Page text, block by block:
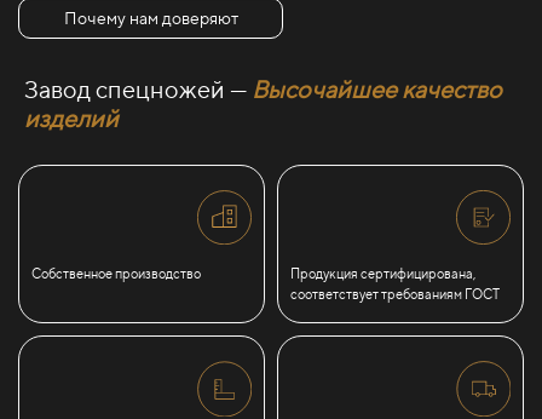
Почему нам доверяют
Завод спецножей — Высочайшее качество
изделий
Собственное производство
Продукция сертифицирована,
соответствует требованиям ГОСТ